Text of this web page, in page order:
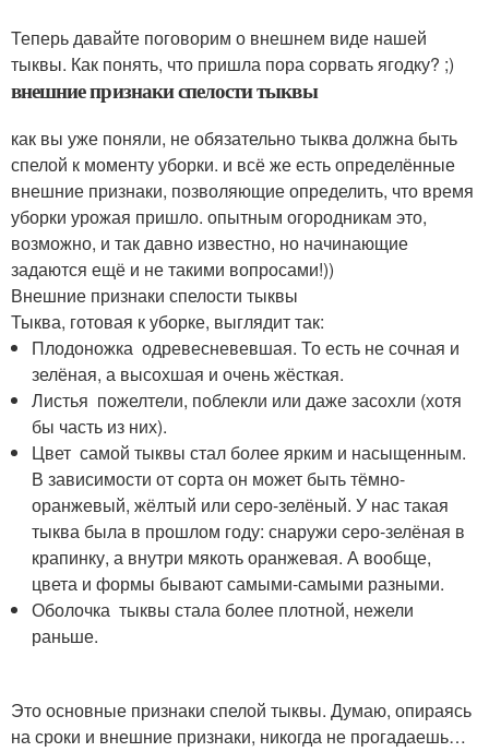
Теперь давайте поговорим о внешнем виде нашей
тыквы. Как понять, что пришла пора сорвать ягодку? ;)
внешние признаки спелости тыквы
как вы уже поняли, не обязательно тыква должна быть
спелой к моменту уборки. и всё же есть определённые
внешние признаки, позволяющие определить, что время
уборки урожая пришло. опытным огородникам это,
возможно, и так давно известно, но начинающие
задаются ещё и не такими вопросами!))
Внешние признаки спелости тыквы
Тыква, готовая к уборке, выглядит так:
Плодоножка одревесневевшая. То есть не сочная и
зелёная, а высохшая и очень жёсткая.
Листья пожелтели, поблекли или даже засохли (хотя
бы часть из них).
Цвет самой тыквы стал более ярким и насыщенным.
В зависимости от сорта он может быть тёмно-
оранжевый, жёлтый или серо-зелёный. У нас такая
тыква была в прошлом году: снаружи серо-зелёная в
крапинку, а внутри мякоть оранжевая. А вообще,
цвета и формы бывают самыми-самыми разными.
Оболочка тыквы стала более плотной, нежели
раньше.
Это основные признаки спелой тыквы. Думаю, опираясь
на сроки и внешние признаки, никогда не прогадаешь…